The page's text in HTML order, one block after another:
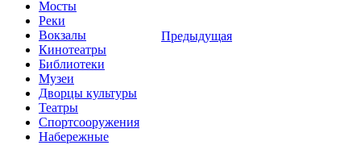
Мосты
Реки
Вокзалы
Кинотеатры
Библиотеки
Музеи
Дворцы культуры
Театры
Спортсооружения
Набережные
Предыдущая